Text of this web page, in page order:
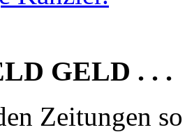
GELD . . .
Zeitungen